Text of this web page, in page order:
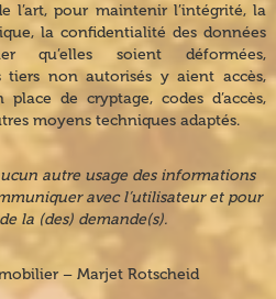
l’art, pour maintenir l’intégrité, la
la confidentialité des données
qu’elles soient déformées,
tiers non autorisés y aient accès,
de cryptage, codes d’accès,
moyens techniques adaptés.
autre usage des informations
avec l’utilisateur et pour
la (des) demande(s).
– Marjet Rotscheid